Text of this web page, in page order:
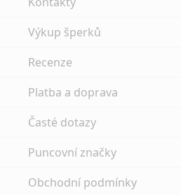
Výkup šperků
Recenze
Platba a doprava
Časté dotazy
Puncovní značky
Obchodní podmínky